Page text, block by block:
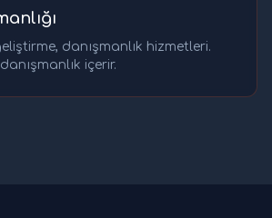
danışmanlık hizmetleri.
içerir.